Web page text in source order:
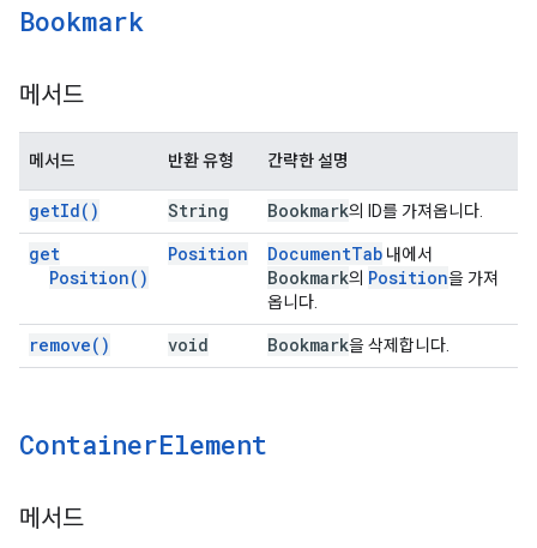
Bookmark
메서드
메서드 반환 유형 간략한 설명
getId( ) String Bookmark의 ID를 가져옵니다.
get
Position( )
Position DocumentTab 내에서
Bookmark의 Position을 가져
옵니다.
remove( ) void Bookmark을 삭제합니다.
ContainerElement
메서드